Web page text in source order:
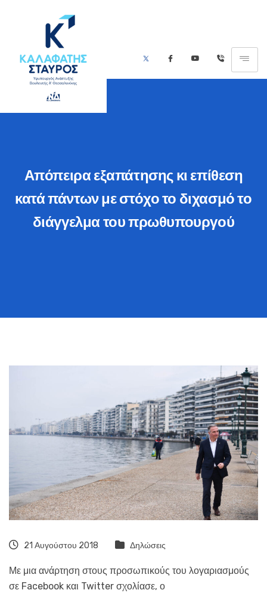
Απόπειρα εξαπάτησης κι επίθεση
κατά πάντων με στόχο το διχασμό το
διάγγελμα του πρωθυπουργού
21 Αυγούστου 2018 Δηλώσεις
Με μια ανάρτηση στους προσωπικούς του λογαριασμούς
σε Facebook και Twitter σχολίασε, ο